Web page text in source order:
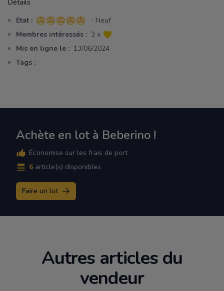
Détails
Etat : 5 sur 5 étoiles
- Neuf
Membres intéressés : 3 x
Mis en ligne le : 13/06/2024
Tags : -
Achète en lot à Beberino !
Économise sur les frais de port
6 article(s) disponibles
Faire un lot
Autres articles du
vendeur